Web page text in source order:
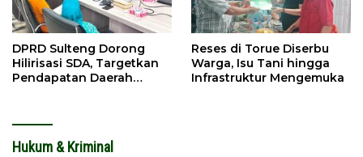
DPRD Sulteng Dorong
Hilirisasi SDA, Targetkan
Pendapatan Daerah
Reses di Torue Diserbu
Warga, Isu Tani hingga
Infrastruktur Mengemuka
Hukum & Kriminal